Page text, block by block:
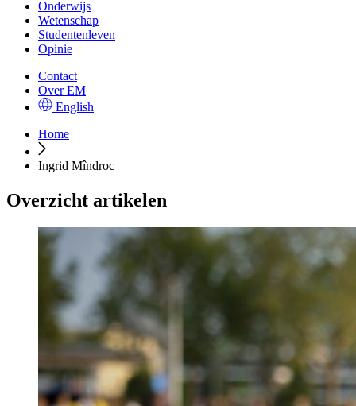
Onderwijs
Wetenschap
Studentenleven
Opinie
Contact
Over EM
English
Home
Ingrid Mîndroc
Overzicht artikelen